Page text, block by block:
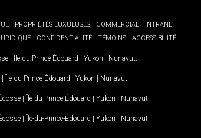
PROPRIÉTÉS LUXUEUSES COMMERCIAL
INTRANET
CONFIDENTIALITÉ TÉMOINS ACCESSIBILITÉ
| Île-du-Prince-Édouard | Yukon | Nunavut
| Île-du-Prince-Édouard | Yukon | Nunavut
| Île-du-Prince-Édouard | Yukon | Nunavut
| Île-du-Prince-Édouard | Yukon | Nunavut